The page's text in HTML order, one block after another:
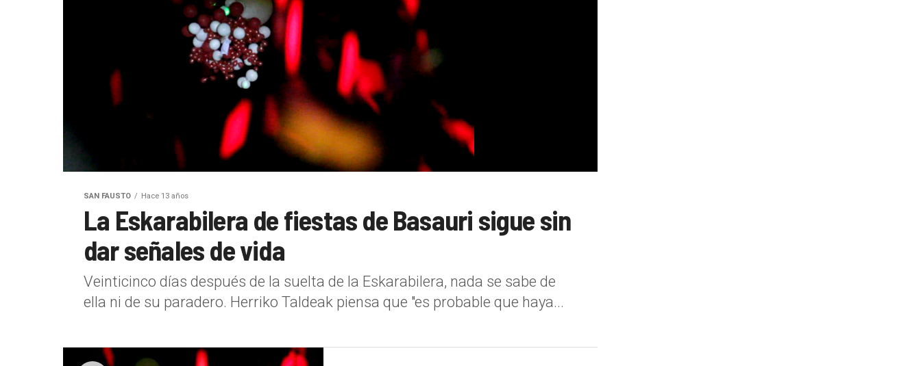
SAN FAUSTO Hace 13 años
La Eskarabilera de fiestas de Basauri sigue sin
dar señales de vida
Veinticinco días después de la suelta de la Eskarabilera, nada se sabe de
ella ni de su paradero. Herriko Taldeak piensa que "es probable que haya...